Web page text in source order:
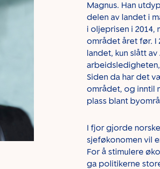
Magnus. Han
delen av landet i
i oljeprisen i
området året før. I
landet, kun slått
Siden da har det
området, og inntil
plass blant
I fjor gjorde
sjeføkonomen vil
For å stimulere
ga politikerne